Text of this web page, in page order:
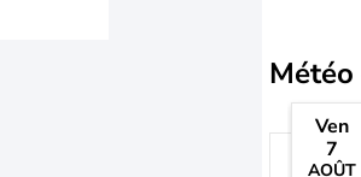
Météo
Ven
7
AOÛT